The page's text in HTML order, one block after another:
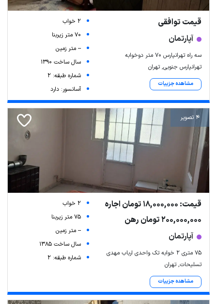
قیمت توافقی
آپارتمان
سه راه تهرانپارس ۷۰ متر دوخوابه
تهرانپارس جنوبی, تهران
مشاهده جزییات
2 خواب
70 متر زیربنا
-- متر زمین
سال ساخت 1390
شماره طبقه: 2
آسانسور: دارد
4 تصویر
قیمت: 18,000,000 تومان اجاره
200,000,000 تومان رهن
آپارتمان
۷۵ متری ۲ خوابه تک واحدی ارباب مهدی
تسلیحات, تهران
مشاهده جزییات
2 خواب
75 متر زیربنا
-- متر زمین
سال ساخت 1385
شماره طبقه: 2